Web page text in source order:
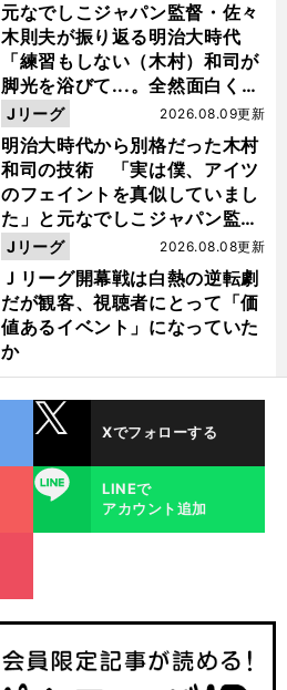
元なでしこジャパン監督・佐々
木則夫が振り返る明治大時代
「練習もしない（木村）和司が
脚光を浴びて...。全然面白くな
い４年間でした」
明治大時代から別格だった木村
和司の技術 「実は僕、アイツ
のフェイントを真似していまし
た」と元なでしこジャパン監
督・佐々木則夫
2026.08.09更新
Jリーグ
Ｊリーグ開幕戦は白熱の逆転劇
だが観客、視聴者にとって「価
値あるイベント」になっていた
か
2026.08.08更新
Jリーグ
Xでフォローする
LINE
LINEで
アカウント追加